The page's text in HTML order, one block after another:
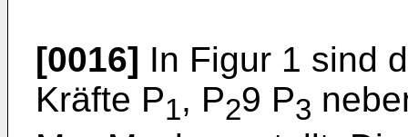
[0016] In Figur 1 sind
Kräfte P1, P29 P3